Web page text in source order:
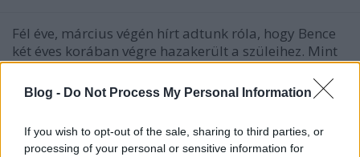
Blog - Do Not Process My Personal Information
If you wish to opt-out of the sale, sharing to third parties, or
processing of your personal or sensitive information for
Fél éve, március végén hírt adtunk róla, hogy Bence
két éves korában végre hazakerült a szüleihez. Mint
akkor megírtuk, a kisbaba születésekor azért nem
kerülhetett haza, mert a helyi védőnő hónapokkal
korábban jelezte a kórház számára: „Az asszonynak